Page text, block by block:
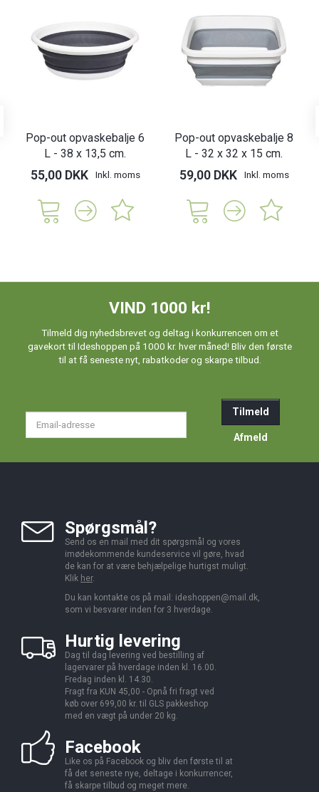
Pop-out opvaskebalje 6
L - 38 x 13,5 cm.
55,00 DKK Inkl. moms
Pop-out opvaskebalje 8
L - 32 x 32 x 15 cm.
59,00 DKK Inkl. moms
VIND 1000 kr!
Tilmeld dig nyhedsbrevet og deltag i konkurrencen om et
gavekort til Ideshoppen på 1000 kr. hver måned! Bliv den første
til at få seneste nyt, rabatkoder og skarpe tilbud.
Tilmeld
Afmeld
Spørgsmål?
Send os en mail med dit spørgsmål og vores
imødekommende kundeservice vil gøre, hvad
de kan for at være behjælpelige hurtigst muligt.
Klik her.
Du kan kontakte os på mail: ideshoppen@mail.dk,
som vi besvarer inden for 3 hverdage.
Hurtig levering
Dag til dag levering ved bestilling af
lagervarer på hverdage inden kl. 16.00.
Fredag inden kl. 14.30.
Fragt fra KUN 45,00 - Opnå fri fragt ved
køb over 699,00 kr. til GLS pakkeshop
med en vægt på under 20 kg.
Facebook
Like os på Facebook og bliv den første til at
få det seneste nye, deltage i konkurrencer,
få skarpe tilbud og meget mere.